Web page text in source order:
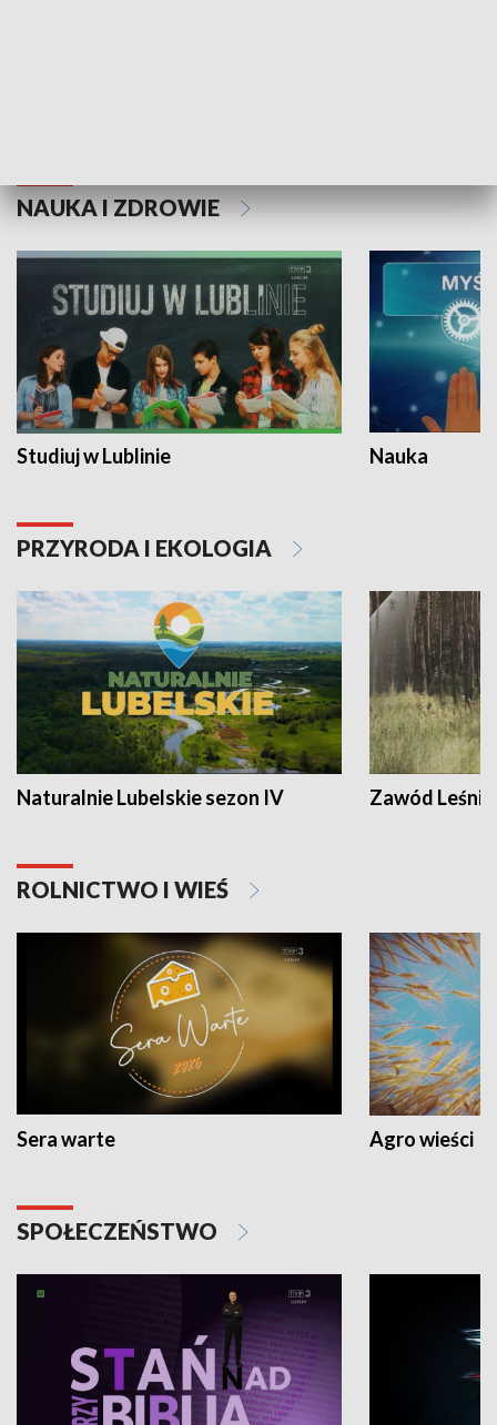
NAUKA I ZDROWIE
Studiuj w Lublinie Nauka
PRZYRODA I EKOLOGIA
Naturalnie Lubelskie sezon IV Zawód Leśnik
ROLNICTWO I WIEŚ
Sera warte Agro wieści
SPOŁECZEŃSTWO